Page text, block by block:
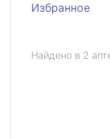
Избранное
Найдено в 2